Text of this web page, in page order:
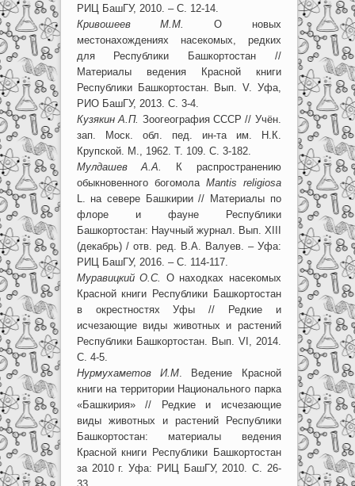
РИЦ БашГУ, 2010. – С. 12-14.
Кривошеев М.М.
О новых
местонахождениях насекомых, редких
для Республики Башкортостан //
Материалы ведения Красной книги
Республики Башкортостан. Вып. V. Уфа,
РИО БашГУ, 2013. С. 3-4.
Кузякин А.П. Зоогеография СССР // Учён.
зап. Моск. обл. пед. ин-та им. Н.К.
Крупской. М., 1962. Т. 109. С. 3-182.
Мулдашев А.А.
К распространению
обыкновенного богомола Mantis religiosa
L. на севере Башкирии // Материалы по
флоре и фауне Республики
Башкортостан: Научный журнал. Вып. XIII
(декабрь) / отв. ред. В.А. Валуев. – Уфа:
РИЦ БашГУ, 2016. – С. 114-117.
Муравицкий О.С. О находках насекомых
Красной книги Республики Башкортостан
в окрестностях Уфы // Редкие и
исчезающие виды животных и растений
Республики Башкортостан. Вып. VI, 2014.
С. 4-5.
Нурмухаметов И.М. Ведение Красной
книги на территории Национального парка
«Башкирия» // Редкие и исчезающие
виды животных и растений Республики
Башкортостан: материалы ведения
Красной книги Республики Башкортостан
за 2010 г. Уфа: РИЦ БашГУ, 2010. С. 26-